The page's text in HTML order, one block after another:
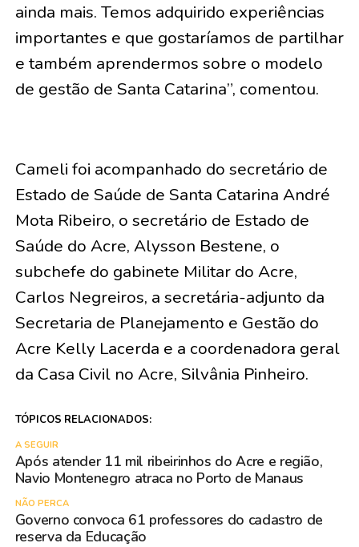
ainda mais. Temos adquirido experiências
importantes e que gostaríamos de partilhar
e também aprendermos sobre o modelo
de gestão de Santa Catarina”, comentou.
Cameli foi acompanhado do secretário de
Estado de Saúde de Santa Catarina André
Mota Ribeiro, o secretário de Estado de
Saúde do Acre, Alysson Bestene, o
subchefe do gabinete Militar do Acre,
Carlos Negreiros, a secretária-adjunto da
Secretaria de Planejamento e Gestão do
Acre Kelly Lacerda e a coordenadora geral
da Casa Civil no Acre, Silvânia Pinheiro.
TÓPICOS RELACIONADOS:
A SEGUIR
Após atender 11 mil ribeirinhos do Acre e região,
Navio Montenegro atraca no Porto de Manaus
NÃO PERCA
Governo convoca 61 professores do cadastro de
reserva da Educação